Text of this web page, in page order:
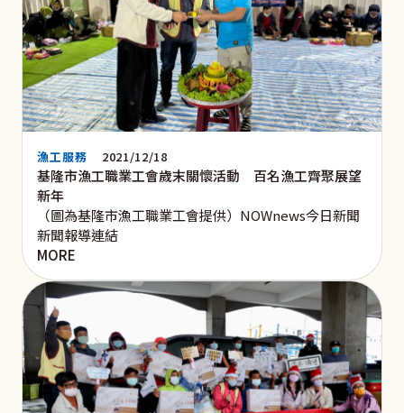
漁工服務 2021/12/18
基隆市漁工職業工會歲末關懷活動 百名漁工齊聚展望
新年
（圖為基隆市漁工職業工會提供）NOWnews今日新聞
新聞報導連結
MORE